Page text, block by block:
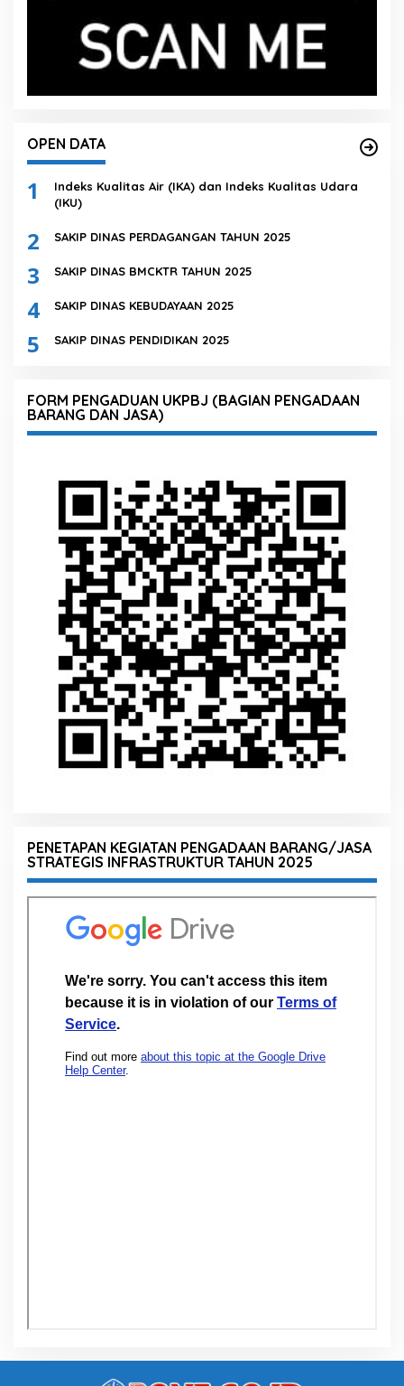
OPEN DATA
1
Indeks Kualitas Air (IKA) dan Indeks Kualitas Udara
(IKU)
2 SAKIP DINAS PERDAGANGAN TAHUN 2025
3 SAKIP DINAS BMCKTR TAHUN 2025
4 SAKIP DINAS KEBUDAYAAN 2025
5 SAKIP DINAS PENDIDIKAN 2025
FORM PENGADUAN UKPBJ (BAGIAN PENGADAAN
BARANG DAN JASA)
PENETAPAN KEGIATAN PENGADAAN BARANG/JASA
STRATEGIS INFRASTRUKTUR TAHUN 2025